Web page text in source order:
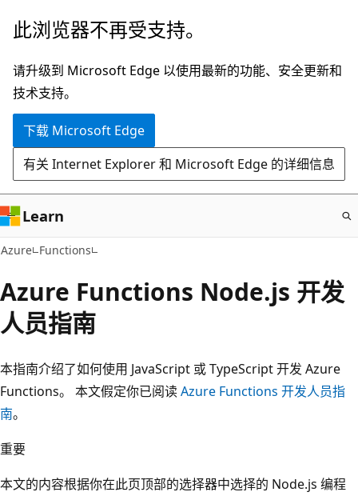
跳
主
要
内
此浏览器不再受支持。
请升级到 Microsoft Edge 以使用最新的功能、安全更新和
技术支持。
下载 Microsoft Edge
有关 Internet Explorer 和 Microsoft Edge 的详细信息
Learn
Azure Functions
Azure Functions Node.js 开发
人员指南
本指南介绍了如何使用 JavaScript 或 TypeScript 开发 Azure
Functions。 本文假定你已阅读Azure Functions 开发人员指
南。
重要
本文的内容根据你在此页顶部的选择器中选择的 Node.js 编程